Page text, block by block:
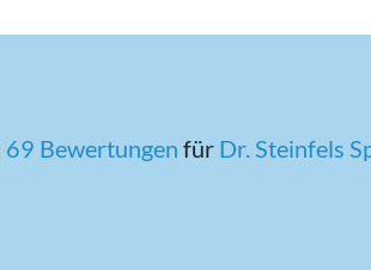
69 Bewertungen für Dr. Steinfels